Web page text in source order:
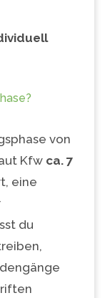
von
Kfwca. 7
eine
du